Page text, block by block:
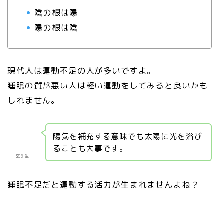
陰の根は陽
陽の根は陰
現代人は運動不足の人が多いですよ。
睡眠の質が悪い人は軽い運動をしてみると良いかも
しれません。
玄先生
陽気を補充する意味でも太陽に光を浴び
ることも大事です。
睡眠不足だと運動する活力が生まれませんよね？